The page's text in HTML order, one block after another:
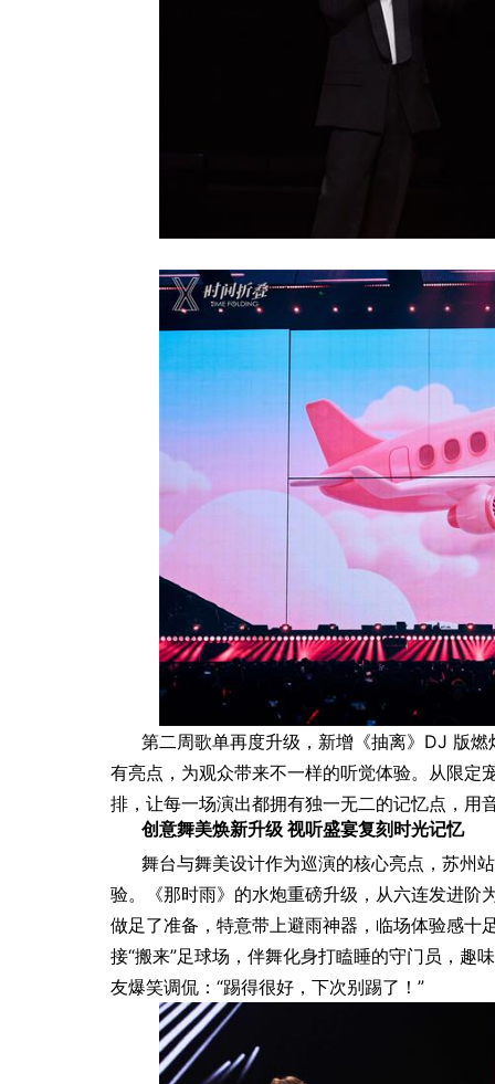
第二周歌单再度升级，新增《抽离》DJ 版
有亮点，为观众带来不一样的听觉体验。从限定
排，让每一场演出都拥有独一无二的记忆点，用
创意舞美焕新升级 视听盛宴复刻时光记忆
舞台与舞美设计作为巡演的核心亮点，苏州
验。《那时雨》的水炮重磅升级，从六连发进阶
做足了准备，特意带上避雨神器，临场体验感十
接“搬来”足球场，伴舞化身打瞌睡的守门员，趣
友爆笑调侃：“踢得很好，下次别踢了！”